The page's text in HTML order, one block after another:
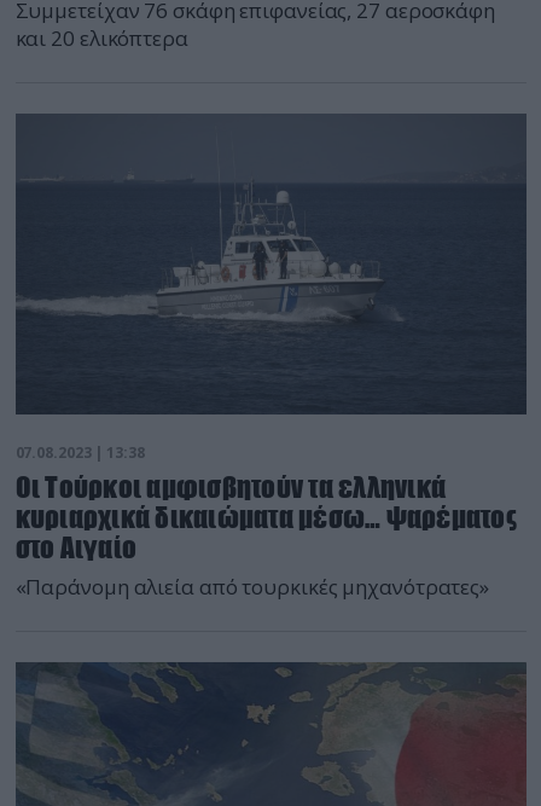
Συμμετείχαν 76 σκάφη επιφανείας, 27 αεροσκάφη
και 20 ελικόπτερα
07.08.2023 | 13:38
Οι Τούρκοι αμφισβητούν τα ελληνικά
κυριαρχικά δικαιώματα μέσω… ψαρέματος
στο Αιγαίο
«Παράνομη αλιεία από τουρκικές μηχανότρατες»